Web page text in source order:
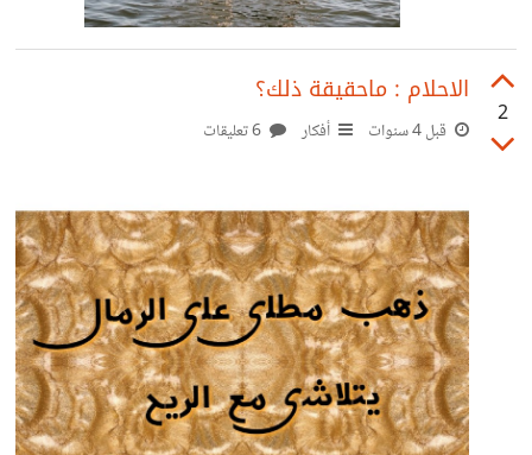
2
الاحلام : ماحقيقة ذلك؟
قبل 4 سنوات أفكار